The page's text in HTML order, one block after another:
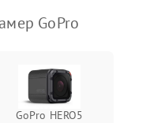
Подробнее →
GoPro
GoPro HERO5